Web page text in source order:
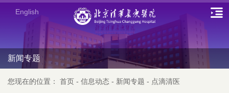
English
新闻专题
您现在的位置： 首页 - 信息动态 - 新闻专题 - 点滴清医